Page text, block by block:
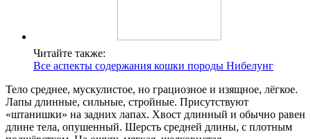
Читайте также:
Все аспекты содержания кошки породы Нибелунг
Тело среднее, мускулистое, но грациозное и изящное, лёгкое.
Лапы длинные, сильные, стройные. Присутствуют
«штанишки» на задних лапах. Хвост длинный и обычно равен
длине тела, опушенный. Шерсть средней длины, с плотным